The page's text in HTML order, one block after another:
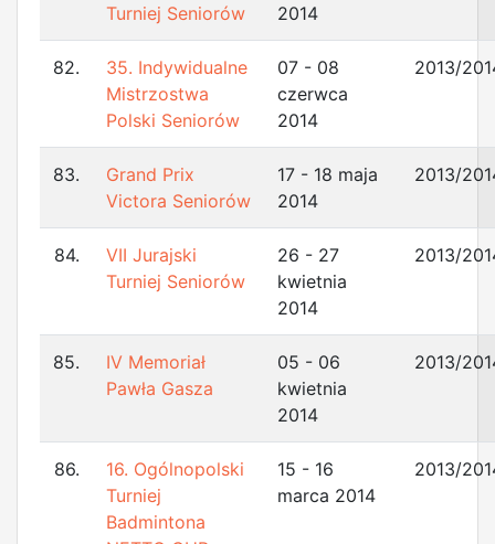
Turniej Seniorów
2014
82.
35. Indywidualne
Mistrzostwa
Polski Seniorów
07 - 08
czerwca
2014
2013/
83.
Grand Prix
Victora Seniorów
17 - 18 maja
2014
2013/
84.
VII Jurajski
Turniej Seniorów
26 - 27
kwietnia
2014
2013/
85.
IV Memoriał
Pawła Gasza
05 - 06
kwietnia
2014
2013/
86.
16. Ogólnopolski
Turniej
Badmintona
15 - 16
marca 2014
2013/